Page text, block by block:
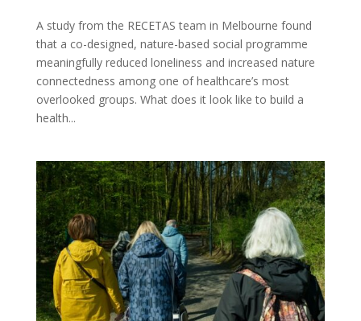
A study from the RECETAS team in Melbourne found
that a co-designed, nature-based social programme
meaningfully reduced loneliness and increased nature
connectedness among one of healthcare’s most
overlooked groups. What does it look like to build a
health...